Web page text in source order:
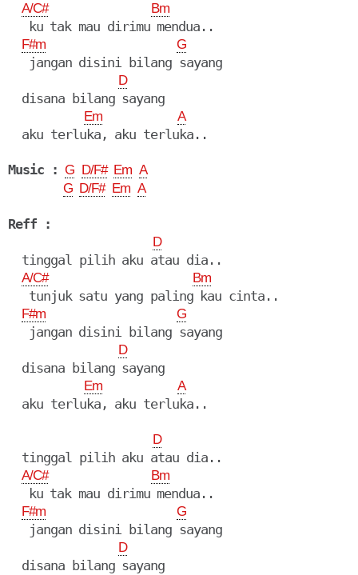
A/C# Bm
   ku tak mau dirimu mendua..
F#m G
   jangan disini bilang sayang
D
  disana bilang sayang
Em A
  aku terluka, aku terluka..
Music : G D/F# Em A
G D/F# Em A
Reff :
D
  tinggal pilih aku atau dia..
A/C# Bm
   tunjuk satu yang paling kau cinta..
F#m G
   jangan disini bilang sayang
D
  disana bilang sayang
Em A
  aku terluka, aku terluka..
D
  tinggal pilih aku atau dia..
A/C# Bm
   ku tak mau dirimu mendua..
F#m G
   jangan disini bilang sayang
D
  disana bilang sayang